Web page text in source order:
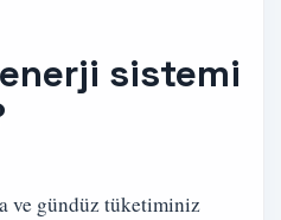
sistemi
ve gündüz tüketiminiz